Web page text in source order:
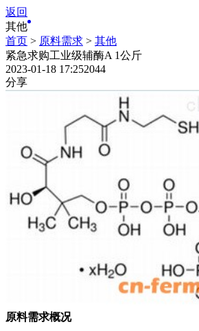
返回
其他
首页 > 原料需求 > 其他
紧急求购工业级辅酶A 1公斤
2023-01-18 17:252044
分享
原料需求概况